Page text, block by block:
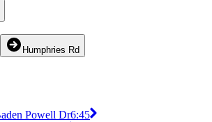
Humphries Rd
Powell Dr6:45